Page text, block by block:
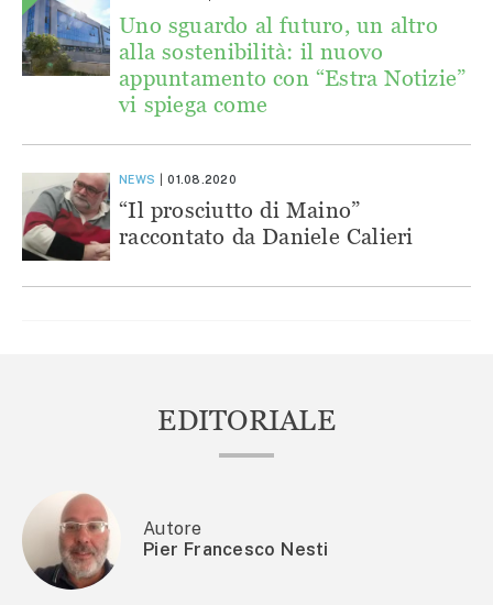
Uno sguardo al futuro, un altro
alla sostenibilità: il nuovo
appuntamento con “Estra Notizie”
vi spiega come
NEWS 01.08.2020
“Il prosciutto di Maino”
raccontato da Daniele Calieri
EDITORIALE
Autore
Pier Francesco Nesti